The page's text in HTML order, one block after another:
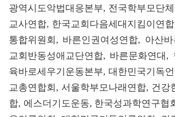
광역시도악법대응본부, 전국학부모단
교사연합, 한국교회다음세대지킴이연
통합위원회, 바른인권여성연합, 아산
교회반동성애교단연합, 바른문화연대,
육바로세우기운동본부, 대한민국기독
교총연합회, 서울학부모나래연합, 건강
합, 에스더기도운동, 한국성과학연구협